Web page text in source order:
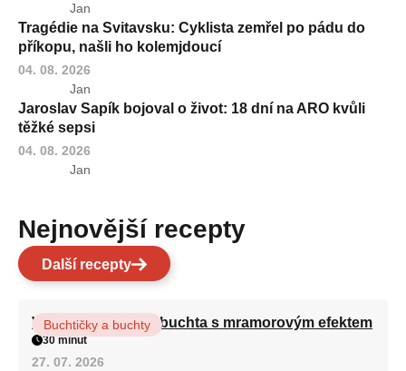
Jan
Tragédie na Svitavsku: Cyklista zemřel po pádu do
příkopu, našli ho kolemjdoucí
04. 08. 2026
Jan
Jaroslav Sapík bojoval o život: 18 dní na ARO kvůli
těžké sepsi
04. 08. 2026
Jan
Nejnovější recepty
Další recepty
Vláčná olejová litá buchta s mramorovým efektem
Buchtičky a buchty
30 minut
27. 07. 2026